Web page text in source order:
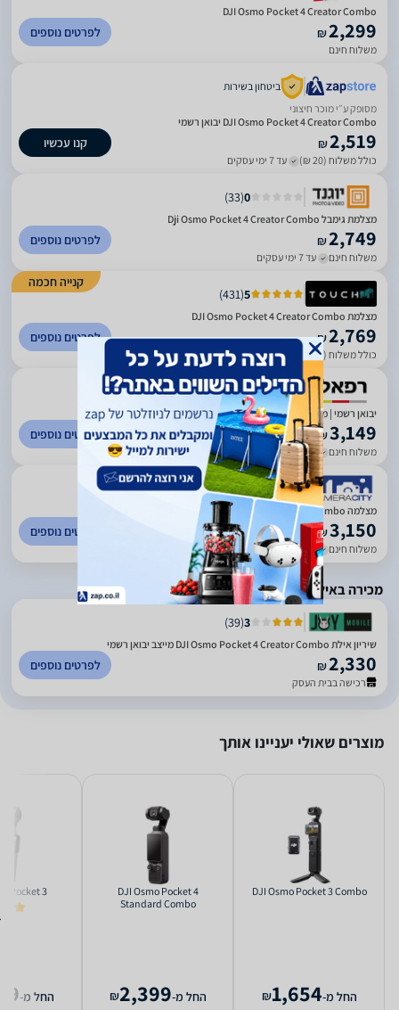
DJI Osmo Pocket 4 Creator Combo
₪2,299
משלוח חינם
לפרטים נוספים
ביטחון בשירות
מסופק ע״י מוכר חיצוני
DJI Osmo Pocket 4 Creator Combo יבואן רשמי
₪2,519
כולל משלוח (20 ₪) עד 7 ימי עסקים
קנו עכשיו
0
(
33
)
מצלמת גימבל Dji Osmo Pocket 4 Creator Combo
₪2,749
משלוח חינם עד 7 ימי עסקים
לפרטים נוספים
קנייה חכמה
5
(
431
)
מצלמת DJI Osmo Pocket 4 Creator Combo
₪2,769
כולל משלוח (20 ₪) עד 5 ימי עסקים
לפרטים נוספים
4.89
(
1957
)
יבואן רשמי | מצלמה עם מייצב מובנה DJI Osmo Pocket 4 Creator Combo
₪3,149
משלוח חינם עד 5 ימי עסקים
לפרטים נוספים
0
(
412
)
מצלמה DJI Osmo Pocket 4 Creator Combo - יבואן רשמי
₪3,150
משלוח חינם עד 5 ימי עסקים
לפרטים נוספים
מכירה באילת בלבד
3
(
39
)
שיריון אילת DJI Osmo Pocket 4 Creator Combo מייצב יבואן רשמי
₪2,330
רכישה בבית העסק
לפרטים נוספים
מוצרים שאולי יעניינו אותך
DJI Osmo Pocket 3 Combo
החל מ-1,654
₪
DJI Osmo Pocket 4
Standard Combo
החל מ-2,399
₪
Pocket 3
החל מ-